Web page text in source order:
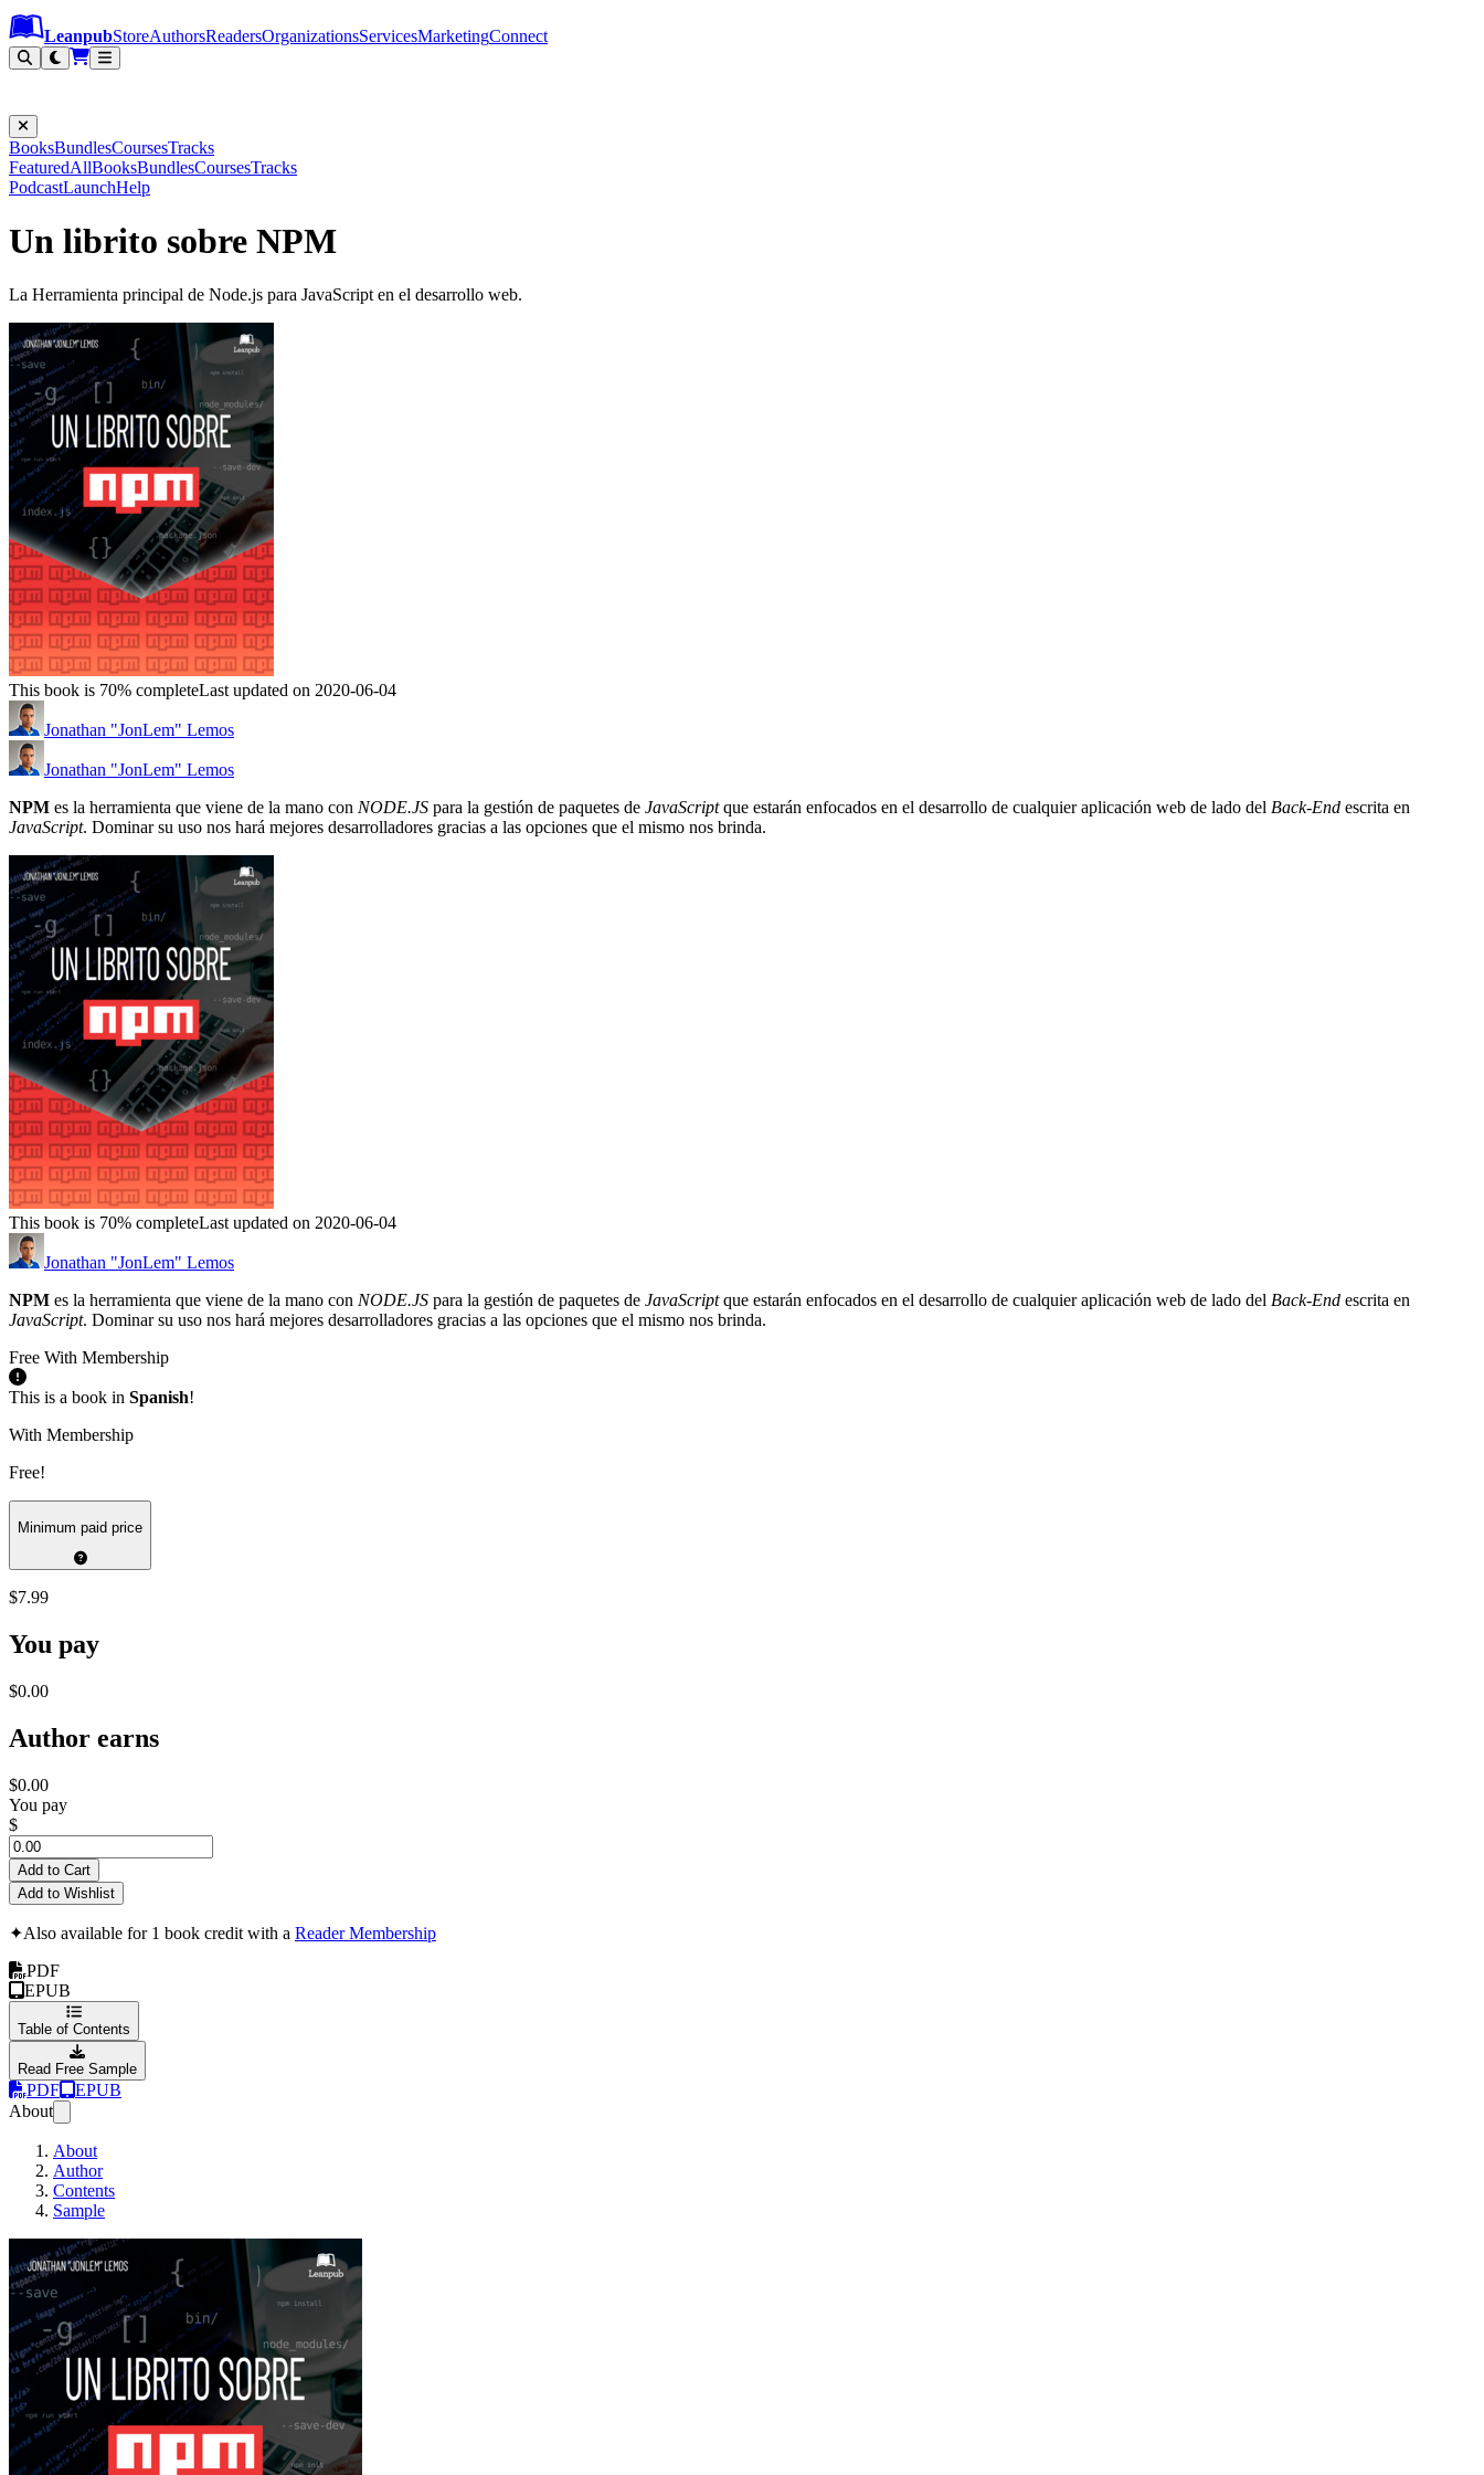
Leanpub Header
Leanpub Navigation
Skip to main content
Go to Leanpub.com
LeanpubStoreAuthorsReadersOrganizationsServicesMarketingConnect
BooksBundlesCoursesTracks
FeaturedAllBooksBundlesCoursesTracks
PodcastLaunchHelp
Un librito sobre NPM
La Herramienta principal de Node.js para JavaScript en el desarrollo web.
This book is 70% completeLast updated on 2020-06-04
Jonathan "JonLem" Lemos
Jonathan "JonLem" Lemos
NPM es la herramienta que viene de la mano con NODE.JS para la gestión de paquetes de JavaScriptque estarán enfocados en el desarrollo de cualquier aplicación web de lado del Back-End escrita en
JavaScript. Dominar su uso nos hará mejores desarrolladores gracias a las opciones que el mismo nos brinda.
This book is 70% completeLast updated on 2020-06-04
Jonathan "JonLem" Lemos
NPM es la herramienta que viene de la mano con NODE.JS para la gestión de paquetes de JavaScriptque estarán enfocados en el desarrollo de cualquier aplicación web de lado del Back-End escrita en
JavaScript. Dominar su uso nos hará mejores desarrolladores gracias a las opciones que el mismo nos brinda.
Free With Membership
This is a book in Spanish!
With Membership
Free!
Minimum paid price
$7.99
You pay
$0.00
Author earns
$0.00
You pay
$
Add to Cart
Add to Wishlist
✦Also available for 1 book credit with a Reader Membership
PDF
EPUB
Table of Contents
Read Free Sample
PDF
EPUB
About
About
Author
Contents
Sample